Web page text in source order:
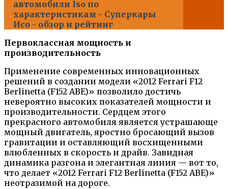
автомобили Iso по
характеристикам - Суперкары
Исо - обзор и рейтинг
Первоклассная мощность и
производительность
Применение современных инновационных
решений в создании модели «2012 Ferrari F12
Berlinetta (F152 ABE)» позволило достичь
невероятно высоких показателей мощности и
производительности. Сердцем этого
прекрасного автомобиля является устрашающе
мощный двигатель, яростно бросающий вызов
гравитации и оставляющий восхищенными
влюбленных в скорость и драйв. Завидная
динамика разгона и элегантная линия — вот то,
что делает «2012 Ferrari F12 Berlinetta (F152 ABE)»
неотразимой на дороге.